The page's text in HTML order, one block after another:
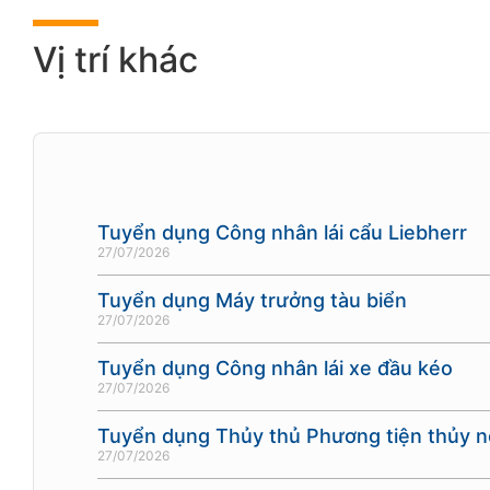
Vị trí khác
Tuyển dụng Công nhân lái cẩu Liebherr
27/07/2026
Tuyển dụng Máy trưởng tàu biển
27/07/2026
Tuyển dụng Công nhân lái xe đầu kéo
27/07/2026
Tuyển dụng Thủy thủ Phương tiện thủy
27/07/2026